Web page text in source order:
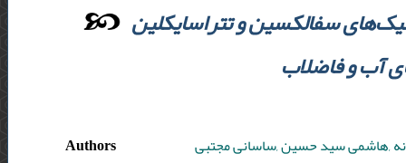
سفالکسین و تتراسایکلین
آب و فاضلاب
Authors
,هاشمی سید حسین ,ساسانی مجتبی